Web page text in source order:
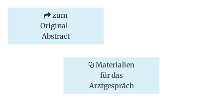
zum
Original-
Abstract
Materialien
für das
Arztgespräch